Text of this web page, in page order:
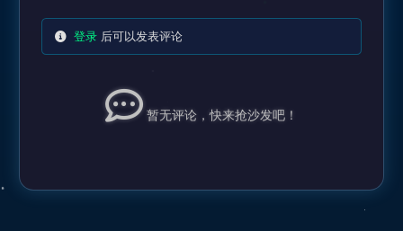
登录后可以发表评论
暂无评论，快来抢沙发吧！